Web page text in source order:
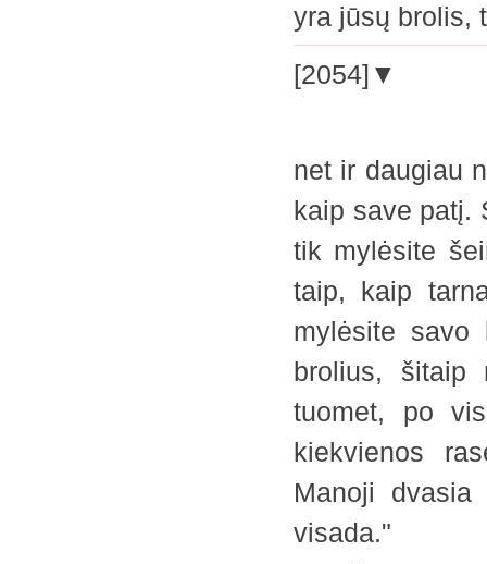
yra jūsų brolis,
[2054]▼
net ir daugiau
kaip save patį.
tik mylėsite
taip, kaip
mylėsite
brolius, šitaip
tuomet, po
kiekvienos
Manoji
visada."